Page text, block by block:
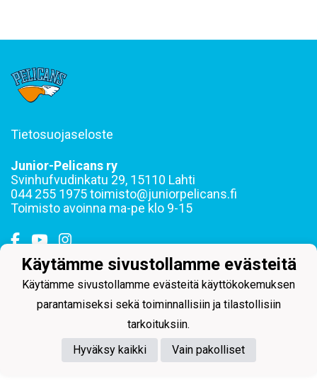
Tietosuojaseloste
Junior-Pelicans ry
Svinhufvudinkatu 29, 15110 Lahti
044 255 1975 toimisto@juniorpelicans.fi
Toimisto avoinna ma-pe klo 9-15
Powered by
Käytämme sivustollamme evästeitä
Käytämme sivustollamme evästeitä käyttökokemuksen
parantamiseksi sekä toiminnallisiin ja tilastollisiin
tarkoituksiin.
Hyväksy kaikki
Vain pakolliset